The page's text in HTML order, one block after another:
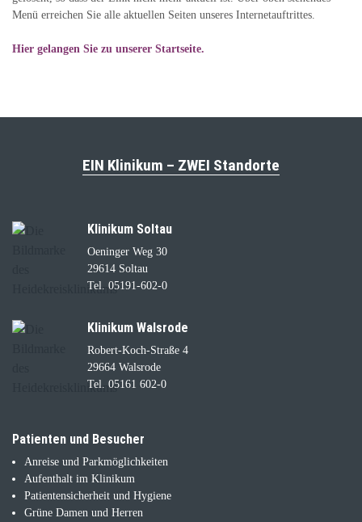
Menü erreichen Sie alle aktuellen Seiten unseres Internetauftrittes.
Hier gelangen Sie zu unserer Startseite.
EIN Klinikum – ZWEI Standorte
Klinikum Soltau
Oeninger Weg 30
29614 Soltau
Tel. 05191-602-0
Klinikum Walsrode
Robert-Koch-Straße 4
29664 Walsrode
Tel. 05161 602-0
Patienten und Besucher
Anreise und Parkmöglichkeiten
Aufenthalt im Klinikum
Patientensicherheit und Hygiene
Grüne Damen und Herren